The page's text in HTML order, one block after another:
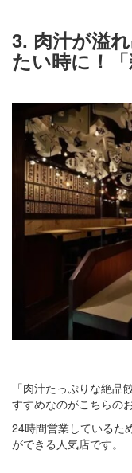
3. 肉汁が溢
たい時に！「
「肉汁たっぷりな絶
すすめなのがこちらのお
24時間営業しているた
ができる人気店です。